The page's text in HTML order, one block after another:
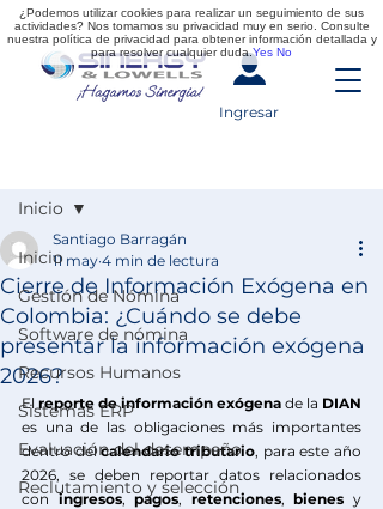
Ingresar
Inicio
Gestión de Nómina
Software de nómina
Recursos Humanos
Sistemas ERP
Evaluación del desempeño
Reclutamiento y selección
Inicio
Cierre de Información Exógena en
Colombia: ¿Cuándo se debe
presentar la información exógena
2026?
Santiago Barragán
11 may 4 min de lectura
El reporte de información exógena de la DIAN
es una de las obligaciones más importantes
dentro del calendario tributario, para este año
2026, se deben reportar datos relacionados
con ingresos, pagos, retenciones, bienes y
¿Podemos utilizar cookies para realizar un seguimiento de sus
actividades? Nos tomamos su privacidad muy en serio. Consulte
nuestra política de privacidad para obtener información detallada y
para resolver cualquier duda.Yes No